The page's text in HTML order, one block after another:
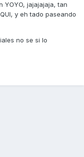
YOYO, jajajajaja, tan
y eh tado paseando
no se si lo